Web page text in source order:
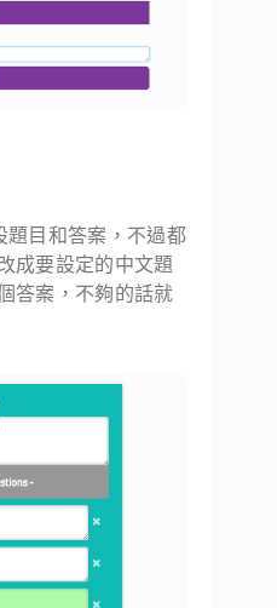
題目和答案，不過都
成要設定的中文題
答案，不夠的話就